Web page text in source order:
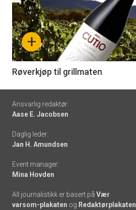
akkurat
nå
-
6
+
Røverkjøp til grillmaten
Footer
-
links
Ansvarlig redaktør:
Aase E. Jacobsen
Daglig leder:
Jan H. Amundsen
Event manager:
Mina Hovden
All journalistikk er basert på Vær
varsom-plakaten og Redaktørplakaten